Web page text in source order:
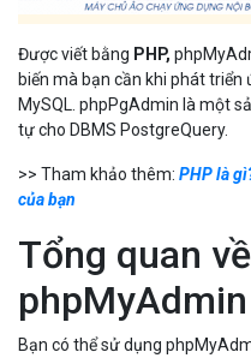
Được viết bằng PHP,
biến mà bạn cần khi phát
MySQL. phpPgAdmin là một
tự cho DBMS PostgreQuery.
>> Tham khảo thêm: PHP là
của bạn
Tổng quan
phpMyAdmin
Bạn có thể sử dụng